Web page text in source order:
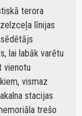
terora
līnijas
lai labāk varētu
vienotu
vismaz
stacijas
trešo